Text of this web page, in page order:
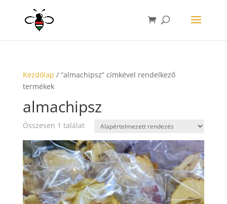
Kezdőlap / “almachipsz” címkével rendelkező
termékek
almachipsz
Összesen 1 találat